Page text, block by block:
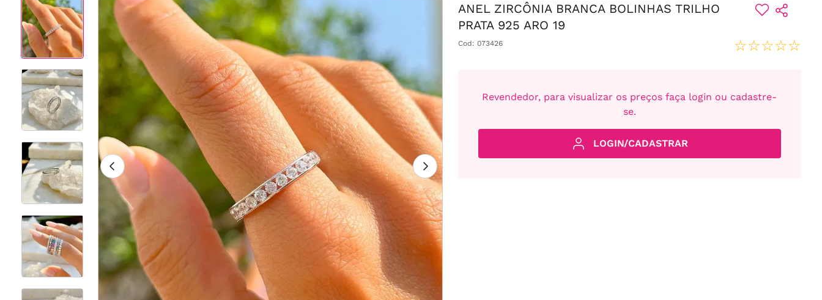
ANEL ZIRCÔNIA BRANCA BOLINHAS TRILHO
PRATA 925 ARO 19
Cod: 073426 ☆☆☆☆☆
Revendedor, para visualizar os preços faça login ou cadastre-
se.
LOGIN/CADASTRAR